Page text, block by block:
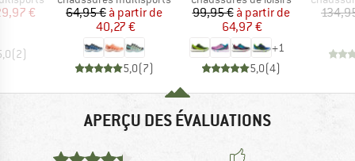
réduit
€
(2)
Prix
64,95 € Prix réduit
à partir de
40,27 €
5,0(7)
Prix
99,95 € Prix réduit
à partir de
64,97 €
+1
5,0(4)
APERÇU DES ÉVALUATIONS